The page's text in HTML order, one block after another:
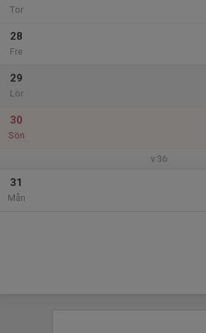
Tor
28
Fre
29
Lör
30
Sön
v.36
31
Mån